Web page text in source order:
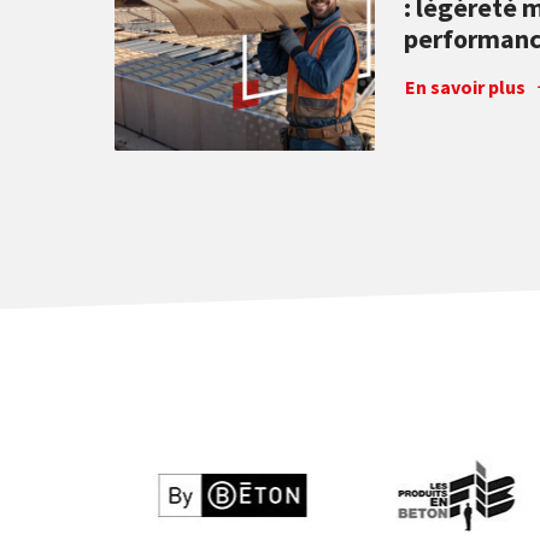
: légèreté
Depuis 2004,
En savoir plus